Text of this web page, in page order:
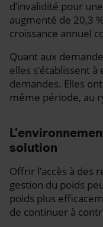
d’invalidité pour
augmenté de 20,3
croissance annuel
Quant aux
elles s’établissent
demandes. Elles
même période, au
solution
Offrir l’accès à des
gestion du poids
poids plus
de continuer à